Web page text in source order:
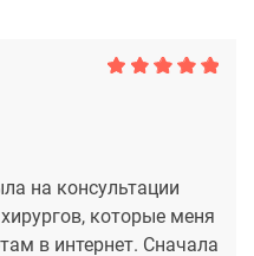
на консультации
которые меня
в интернет. Сначала